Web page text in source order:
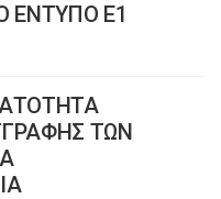
ΕΝΤΥΠΟ Ε1
ΤΩΝ